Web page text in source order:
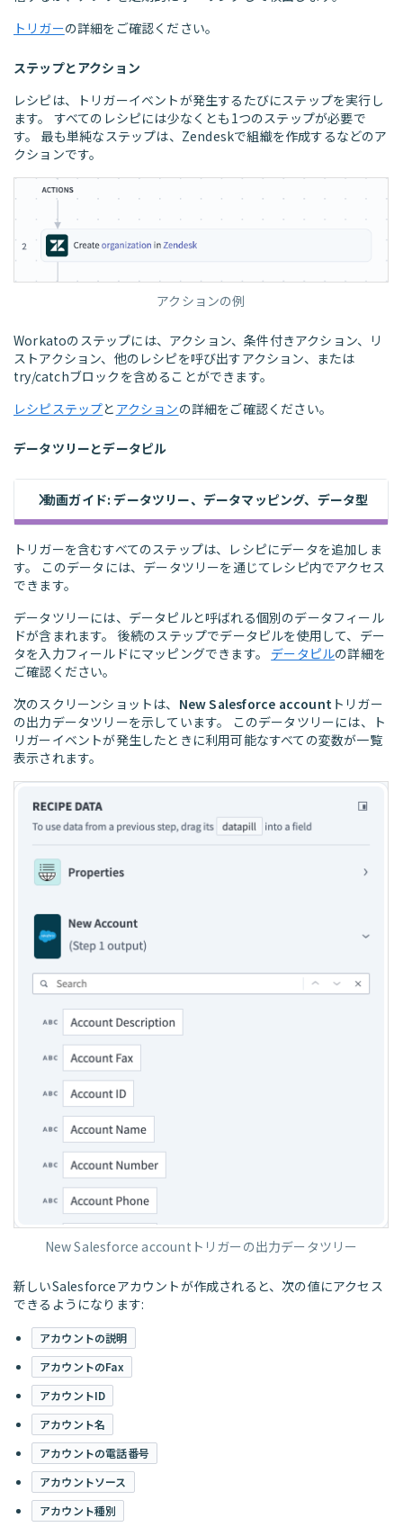
トリガーの詳細をご確認ください。
ステップとアクション
レシピは、トリガーイベントが発生するたびにステップを実行し
ます。 すべてのレシピには少なくとも1つのステップが必要で
す。 最も単純なステップは、Zendeskで組織を作成するなどのア
クションです。
アクションの例
Workatoのステップには、アクション、条件付きアクション、リ
ストアクション、他のレシピを呼び出すアクション、または
try/catchブロックを含めることができます。
レシピステップと アクションの詳細をご確認ください。
データツリーとデータピル
動画ガイド: データツリー、データマッピング、データ型
トリガーを含むすべてのステップは、レシピにデータを追加しま
す。 このデータには、データツリーを通じてレシピ内でアクセス
できます。
データツリーには、データピルと呼ばれる個別のデータフィール
ドが含まれます。 後続のステップでデータピルを使用して、デー
タを入力フィールドにマッピングできます。 データピルの詳細を
ご確認ください。
次のスクリーンショットは、 New Salesforce account トリガー
の出力データツリーを示しています。 このデータツリーには、ト
リガーイベントが発生したときに利用可能なすべての変数が一覧
表示されます。
New Salesforce accountトリガーの出力データツリー
新しいSalesforceアカウントが作成されると、次の値にアクセス
できるようになります:
アカウントの説明
アカウントのFax
アカウントID
アカウント名
アカウントの電話番号
アカウントソース
アカウント種別